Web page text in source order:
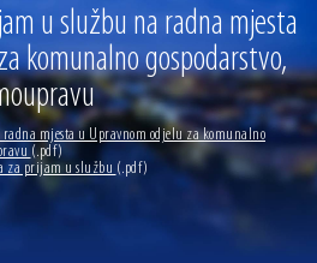
Večeri vina i umjetnosti završen Vinski mjesec
Gradskog vijeća Grada Osijeka. Gradonačelnik
vrtiće upisan rekordan broj djece, te najavio cjelovitu
Ante Starčevića
u Zlatnoj dvorani Musikvereina obilježio 30 godina
i pravodobnih mjera komarci ove godine pod
Dan pobjede i domovinske zahvalnosti i Dan
u službu na radna mjesta
komunalno gospodarstvo,
mjesta u Upravnom odjelu za komunalno
(.pdf)
za prijam u službu (.pdf)